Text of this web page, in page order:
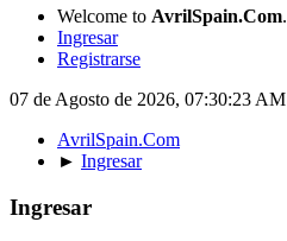
Welcome to AvrilSpain.Com.
Ingresar
Registrarse
07 de Agosto de 2026, 07:30:23 AM
AvrilSpain.Com
► Ingresar
Ingresar